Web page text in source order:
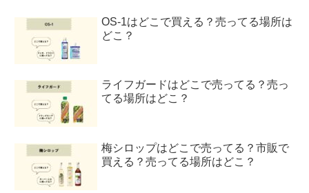
OS-1はどこで買える？売ってる場所は
どこ？
ライフガードはどこで売ってる？売っ
てる場所はどこ？
梅シロップはどこで売ってる？市販で
買える？売ってる場所はどこ？